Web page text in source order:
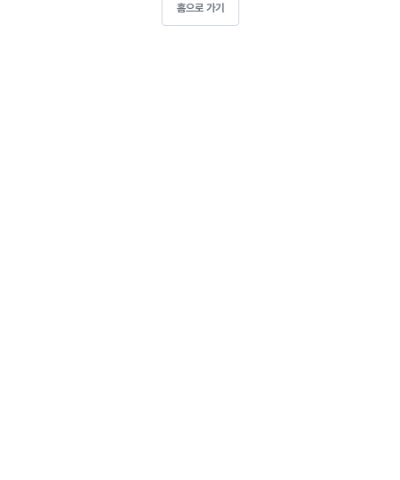
홈으로 가기